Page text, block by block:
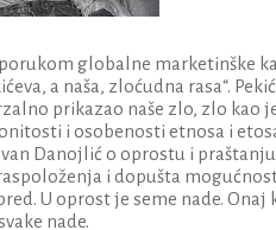
globalne marketinške
a naša, zloćudna rasa“.
prikazao naše zlo, zlo kao
i osobenosti etnosa i
Danojlić o oprostu i
i dopušta
U oprost je seme nade.
nade.